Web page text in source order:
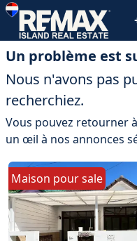
Un problème est
Nous n'avons pas
recherchiez.
Vous pouvez retourner
un œil à nos annonces
Maison poursale